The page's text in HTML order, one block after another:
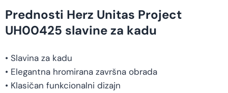
Prednosti Herz Unitas Project
UH00425 slavine za kadu
• Slavina za kadu
• Elegantna hromirana završna obrada
• Klasičan funkcionalni dizajn